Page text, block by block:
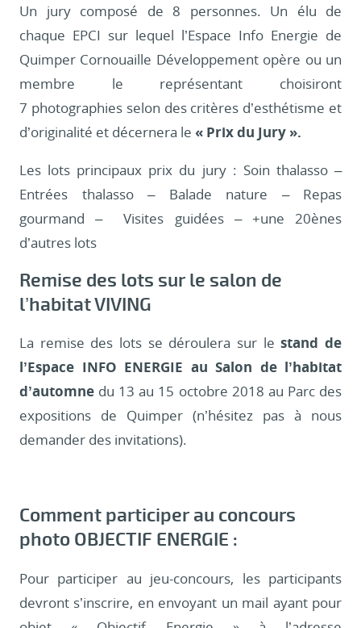
Un jury composé de 8 personnes. Un élu de
chaque EPCI sur lequel l’Espace Info Energie de
Quimper Cornouaille Développement opère ou un
membre le représentant choisiront
7 photographies selon des critères d’esthétisme et
d’originalité et décernera le « Prix du Jury ».
Les lots principaux prix du jury : Soin thalasso –
Entrées thalasso – Balade nature – Repas
gourmand – Visites guidées – +une 20ènes
d’autres lots
Remise des lots sur le salon de
l’habitat VIVING
La remise des lots se déroulera sur le stand de
l’Espace INFO ENERGIE au Salon de l’habitat
d’automne du 13 au 15 octobre 2018 au Parc des
expositions de Quimper (n’hésitez pas à nous
demander des invitations).
Comment participer au concours
photo OBJECTIF ENERGIE :
Pour participer au jeu-concours, les participants
devront s’inscrire, en envoyant un mail ayant pour